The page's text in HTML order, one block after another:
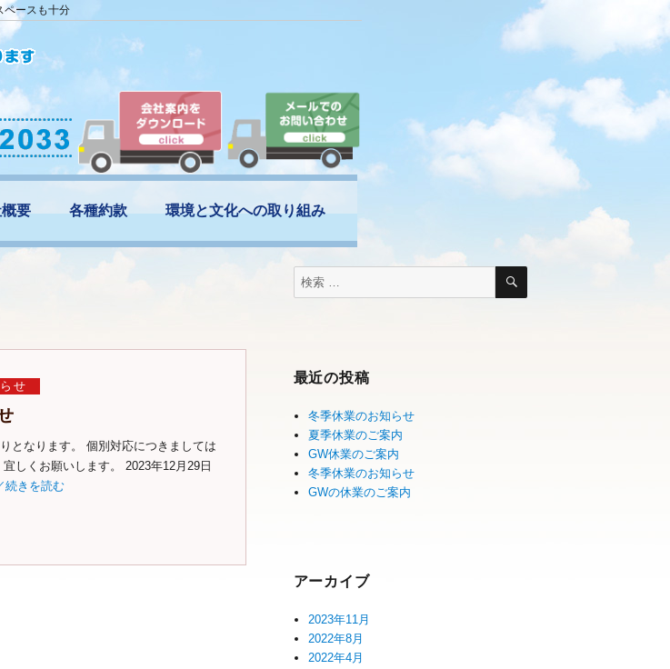
ペースも十分
要 各種約款 環境と文化への取り組み
せ
となります。 個別対応につきましては
しくお願いします。 2023年12月29日
続きを読む
最近の投稿
冬季休業のお知らせ
夏季休業のご案内
GW休業のご案内
冬季休業のお知らせ
GWの休業のご案内
アーカイブ
2023年11月
2022年8月
2022年4月